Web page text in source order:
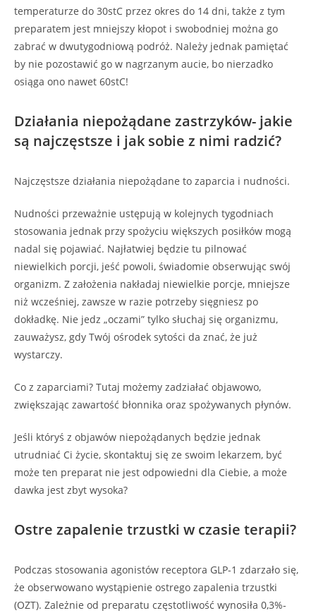
temperaturze do 30stC przez okres do 14 dni, także z tym
preparatem jest mniejszy kłopot i swobodniej można go
zabrać w dwutygodniową podróż. Należy jednak pamiętać
by nie pozostawić go w nagrzanym aucie, bo nierzadko
osiąga ono nawet 60stC!
Działania niepożądane zastrzyków- jakie
są najczęstsze i jak sobie z nimi radzić?
Najczęstsze działania niepożądane to zaparcia i nudności.
Nudności przeważnie ustępują w kolejnych tygodniach
stosowania jednak przy spożyciu większych posiłków mogą
nadal się pojawiać. Najłatwiej będzie tu pilnować
niewielkich porcji, jeść powoli, świadomie obserwując swój
organizm. Z założenia nakładaj niewielkie porcje, mniejsze
niż wcześniej, zawsze w razie potrzeby sięgniesz po
dokładkę. Nie jedz „oczami” tylko słuchaj się organizmu,
zauważysz, gdy Twój ośrodek sytości da znać, że już
wystarczy.
Co z zaparciami? Tutaj możemy zadziałać objawowo,
zwiększając zawartość błonnika oraz spożywanych płynów.
Jeśli któryś z objawów niepożądanych będzie jednak
utrudniać Ci życie, skontaktuj się ze swoim lekarzem, być
może ten preparat nie jest odpowiedni dla Ciebie, a może
dawka jest zbyt wysoka?
Ostre zapalenie trzustki w czasie terapii?
Podczas stosowania agonistów receptora GLP-1 zdarzało się,
że obserwowano wystąpienie ostrego zapalenia trzustki
(OZT). Zależnie od preparatu częstotliwość wynosiła 0,3%-